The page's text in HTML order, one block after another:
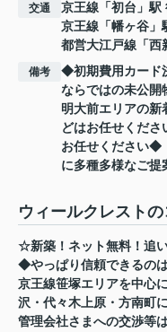
交通 京王線 「 初台 」駅
京王線 「 幡ヶ谷
都営大江戸線 「 西
備考
◆初期費用カード
ならではの未公開
明大前エリアの新
どはお任せくだ
お任せください◆
に多種多様なご
ウィールクレスト
☆新築！ネット無料！追
◆やっぱり信頼できるの
京王線笹塚エリアを中心
沢・代々木上原・方南町
管理会社さまへの交渉等